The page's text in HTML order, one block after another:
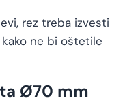
rez treba izvesti
ne bi oštetile
Ø70 mm